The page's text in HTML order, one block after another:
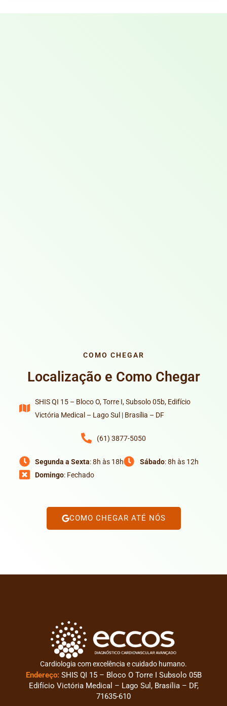
COMO CHEGAR
Localização e Como Chegar
SHIS QI 15 – Bloco O, Torre I, Subsolo 05b, Edifício
Victória Medical – Lago Sul | Brasília – DF
(61) 3877-5050
Segunda a Sexta: 8h às 18h Sábado: 8h às 12h
Domingo: Fechado
COMO CHEGAR ATÉ NÓS
Cardiologia com excelência e cuidado humano.
Endereço: SHIS QI 15 – Bloco O Torre I Subsolo 05B
Edifício Victória Medical – Lago Sul, Brasília – DF,
71635-610